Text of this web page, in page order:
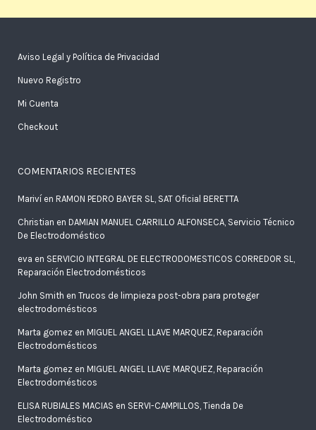
Aviso Legal y Política de Privacidad
Nuevo Registro
Mi Cuenta
Checkout
COMENTARIOS RECIENTES
Marivíen RAMON PEDRO BAYER SL, SAT Oficial BERETTA
Christian en DAMIAN MANUEL CARRILLO ALFONSECA, Servicio Técnico
De Electrodoméstico
eva en SERVICIO INTEGRAL DE ELECTRODOMESTICOS CORREDOR SL,
Reparación Electrodomésticos
John Smith en Trucos de limpieza post-obra para proteger
electrodomésticos
Marta gomez en MIGUEL ANGEL LLAVE MARQUEZ, Reparación
Electrodomésticos
Marta gomez en MIGUEL ANGEL LLAVE MARQUEZ, Reparación
Electrodomésticos
ELISA RUBIALES MACIAS en SERVI-CAMPILLOS, Tienda De
Electrodoméstico